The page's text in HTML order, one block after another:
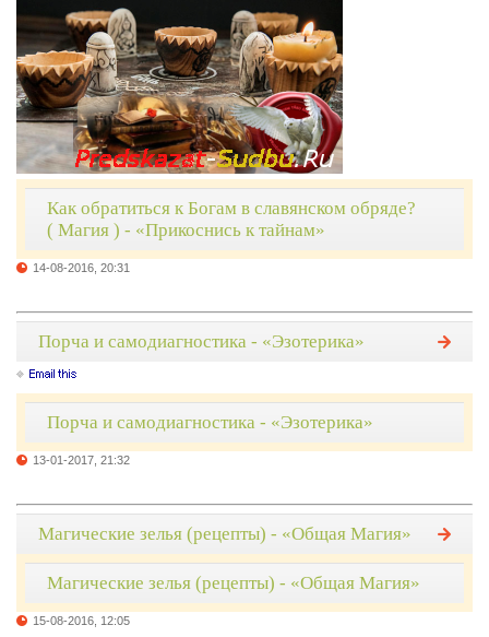
Как обратиться к Богам в славянском обряде?
( Магия ) - «Прикоснись к тайнам»
14-08-2016, 20:31
Порча и самодиагностика - «Эзотерика»
Порча и самодиагностика - «Эзотерика»
13-01-2017, 21:32
Магические зелья (рецепты) - «Общая Магия»
Магические зелья (рецепты) - «Общая Магия»
15-08-2016, 12:05